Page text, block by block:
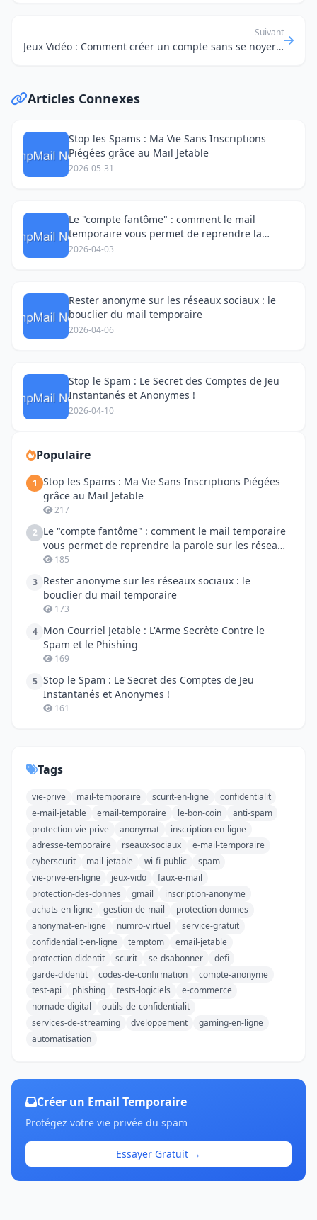
Suivant
Jeux Vidéo : Comment créer un compte sans se noyer sous le courrier poubelle ?
Articles Connexes
Stop les Spams : Ma Vie Sans Inscriptions
Piégées grâce au Mail Jetable
2026-05-31
Le "compte fantôme" : comment le mail
temporaire vous permet de reprendre la
parole sur les réseaux sociaux
2026-04-03
Rester anonyme sur les réseaux sociaux : le
bouclier du mail temporaire
2026-04-06
Stop le Spam : Le Secret des Comptes de Jeu
Instantanés et Anonymes !
2026-04-10
Populaire
1 Stop les Spams : Ma Vie Sans Inscriptions Piégées
grâce au Mail Jetable
217
2 Le "compte fantôme" : comment le mail temporaire
vous permet de reprendre la parole sur les réseaux
sociaux
185
3 Rester anonyme sur les réseaux sociaux : le
bouclier du mail temporaire
173
4 Mon Courriel Jetable : L'Arme Secrète Contre le
Spam et le Phishing
169
5 Stop le Spam : Le Secret des Comptes de Jeu
Instantanés et Anonymes !
161
Tags
vie-prive mail-temporaire scurit-en-ligne
confidentialit
e-mail-jetable
email-temporaire le-bon-coin
anti-spam
protection-vie-prive
anonymat
inscription-en-ligne
adresse-temporaire
rseaux-sociaux
e-mail-temporaire
cyberscurit
mail-jetable wi-fi-public
spam
vie-prive-en-ligne
jeux-vido
faux-e-mail
protection-des-donnes
gmail
inscription-anonyme
achats-en-ligne
gestion-de-mail
protection-donnes
anonymat-en-ligne
numro-virtuel
service-gratuit
confidentialit-en-ligne
temptom
email-jetable
protection-didentit
scurit se-dsabonner
defi
garde-didentit
codes-de-confirmation
compte-anonyme
test-api
phishing tests-logiciels
e-commerce
nomade-digital
outils-de-confidentialit
services-de-streaming
dveloppement
gaming-en-ligne
automatisation
Créer un Email Temporaire
Protégez votre vie privée du spam
Essayer Gratuit →